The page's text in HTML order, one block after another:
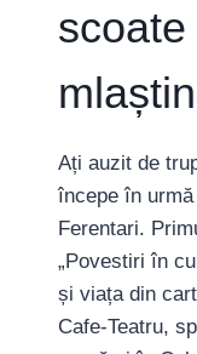
Ați auzit de
începe în
Ferentari.
„Povestiri în
și viața din
Cafe-Teatru,